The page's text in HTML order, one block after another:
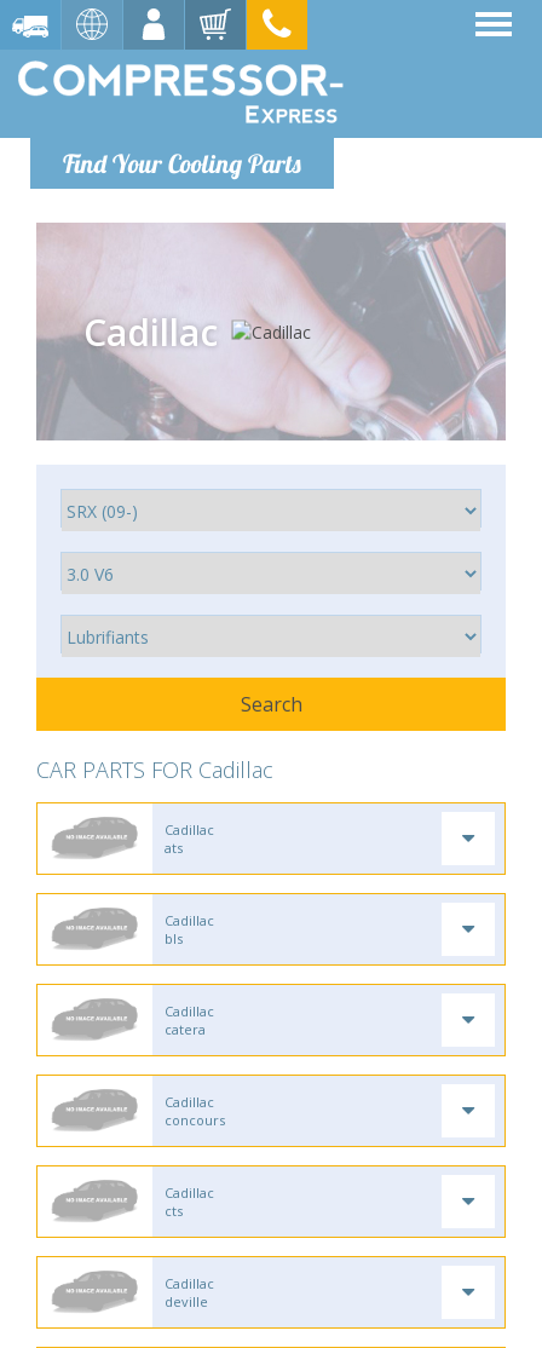
Find Your Cooling Parts
Cadillac
CAR PARTS FOR Cadillac
Cadillac
ats
Cadillac
bls
Cadillac
catera
Cadillac
concours
Cadillac
cts
Cadillac
deville